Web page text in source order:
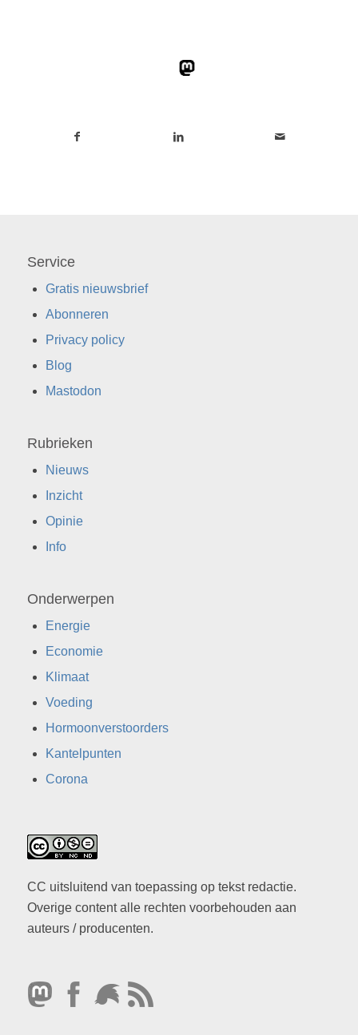
Service
Gratis nieuwsbrief
Abonneren
Privacy policy
Blog
Mastodon
Rubrieken
Nieuws
Inzicht
Opinie
Info
Onderwerpen
Energie
Economie
Klimaat
Voeding
Hormoonverstoorders
Kantelpunten
Corona
CC uitsluitend van toepassing op tekst redactie.
Overige content alle rechten voorbehouden aan
auteurs / producenten.